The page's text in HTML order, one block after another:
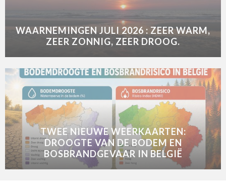
WAARNEMINGEN JULI 2026 : ZEER WARM,
ZEER ZONNIG, ZEER DROOG.
TWEE NIEUWE WEERKAARTEN:
DROOGTE VAN DE BODEM EN
BOSBRANDGEVAAR IN BELGIË